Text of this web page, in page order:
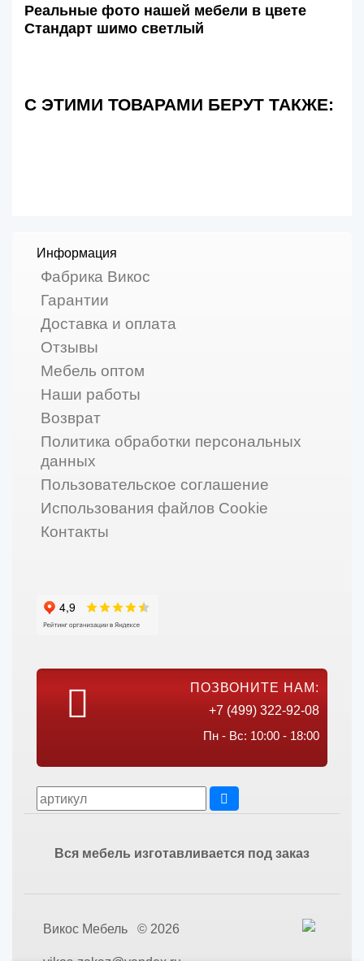
Реальные фото нашей мебели в цвете
Стандарт шимо светлый
С ЭТИМИ ТОВАРАМИ БЕРУТ ТАКЖЕ:
Информация
Фабрика Викос
Гарантии
Доставка и оплата
Отзывы
Мебель оптом
Наши работы
Возврат
Политика обработки персональных
данных
Пользовательское соглашение
Использования файлов Cookie
Контакты
ПОЗВОНИТЕ НАМ:
+7 (499) 322-92-08
Пн - Вс: 10:00 - 18:00
Вся мебель изготавливается под заказ
Викос Мебель © 2026